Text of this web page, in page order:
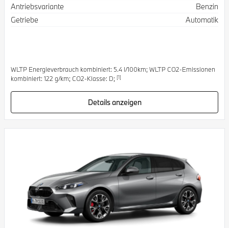
Antriebsvariante
Benzin
Getriebe
Automatik
WLTP Energieverbrauch kombiniert: 5.4 l/100km; WLTP CO2-Emissionen
kombiniert: 122 g/km; CO2-Klasse: D; [1]
Details anzeigen